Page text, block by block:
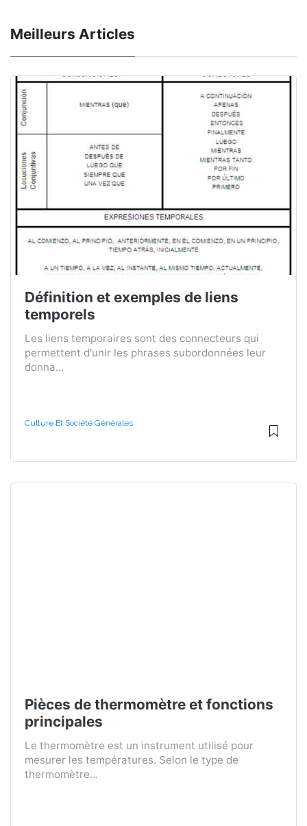
Meilleurs Articles
Définition et exemples de liens
temporels
Les liens temporaires sont des connecteurs qui
permettent d'unir les phrases subordonnées leur
donna...
Culture Et Société Générales
Pièces de thermomètre et fonctions
principales
Le thermomètre est un instrument utilisé pour
mesurer les températures. Selon le type de
thermomètre...